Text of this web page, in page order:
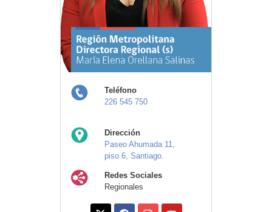
Teléfono
226 545 750
Dirección
Paseo Ahumada 11,
piso 6, Santiago.
Redes Sociales
Regionales